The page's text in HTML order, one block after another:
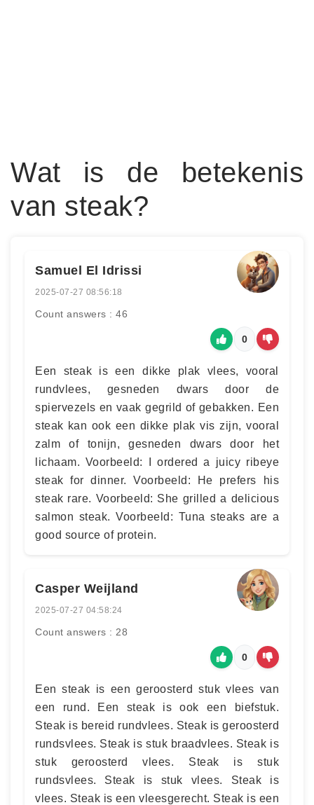
Wat is de betekenis
van steak?
Samuel El Idrissi
2025-07-27 08:56:18
Count answers : 46
0
Een steak is een dikke plak vlees, vooral
rundvlees, gesneden dwars door de
spiervezels en vaak gegrild of gebakken. Een
steak kan ook een dikke plak vis zijn, vooral
zalm of tonijn, gesneden dwars door het
lichaam. Voorbeeld: I ordered a juicy ribeye
steak for dinner. Voorbeeld: He prefers his
steak rare. Voorbeeld: She grilled a delicious
salmon steak. Voorbeeld: Tuna steaks are a
good source of protein.
Casper Weijland
2025-07-27 04:58:24
Count answers : 28
0
Een steak is een geroosterd stuk vlees van
een rund. Een steak is ook een biefstuk.
Steak is bereid rundvlees. Steak is geroosterd
rundsvlees. Steak is stuk braadvlees. Steak is
stuk geroosterd vlees. Steak is stuk
rundsvlees. Steak is stuk vlees. Steak is
vlees. Steak is een vleesgerecht. Steak is een